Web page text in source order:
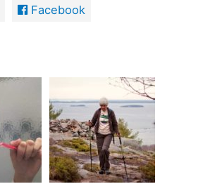
Facebook